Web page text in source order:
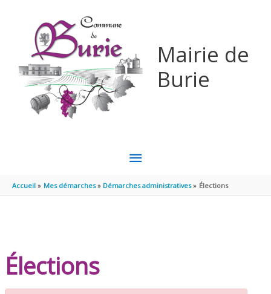
Mairie de
Burie
MENU
PRINCIPAL
Accueil Mes démarches Démarches administratives Élections
Élections